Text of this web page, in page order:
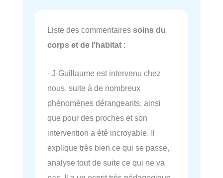
Liste des commentaires soins du
corps et de l'habitat :
- J-Guillaume est intervenu chez
nous, suite à de nombreux
phénomènes dérangeants, ainsi
que pour des proches et son
intervention a été incroyable. Il
explique très bien ce qui se passe,
analyse tout de suite ce qui ne va